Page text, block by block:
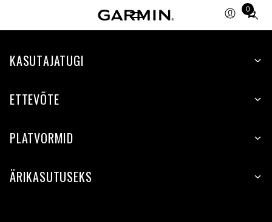
0
Total
items
cart:
KASUTAJATUGI
ETTEVÕTE
PLATVORMID
ÄRIKASUTUSEKS